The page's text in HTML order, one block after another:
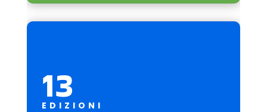
13
EDIZIONI